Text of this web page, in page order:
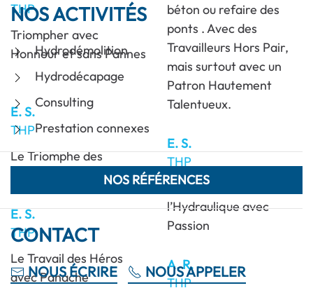
béton ou refaire des
ponts . Avec des
Travailleurs Hors Pair,
mais surtout avec un
Patron Hautement
Talentueux.
THP
Triompher avec
Honneur et sans Pannes
E. S.
THP
Le Triomphe des
Hommes Parfaits
E. S.
THP
Les Talents de
l’Hydraulique avec
Passion
E. S.
THP
Le Travail des Héros
avec Panache
A. R.
THP
NOS ACTIVITÉS
Hydrodémolition
Hydrodécapage
Consulting
Prestation connexes
NOS RÉFÉRENCES
CONTACT
NOUS ÉCRIRE
NOUS APPELER